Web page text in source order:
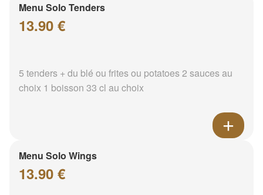
Menu Solo Tenders
13.90 €
5 tenders + du blé ou frites ou potatoes 2 sauces au
choix 1 boisson 33 cl au choix
Menu Solo Wings
13.90 €